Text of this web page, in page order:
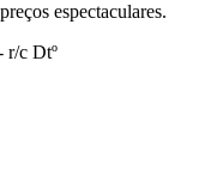
espectaculares.
r/c Dtº